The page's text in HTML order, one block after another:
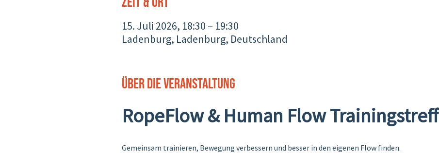
15. Juli 2026, 18:30 – 19:30
Ladenburg, Ladenburg, Deutschland
Über die Veranstaltung
RopeFlow & Human Flow Trainingstreff
Gemeinsam trainieren, Bewegung verbessern und besser in den eigenen Flow finden.